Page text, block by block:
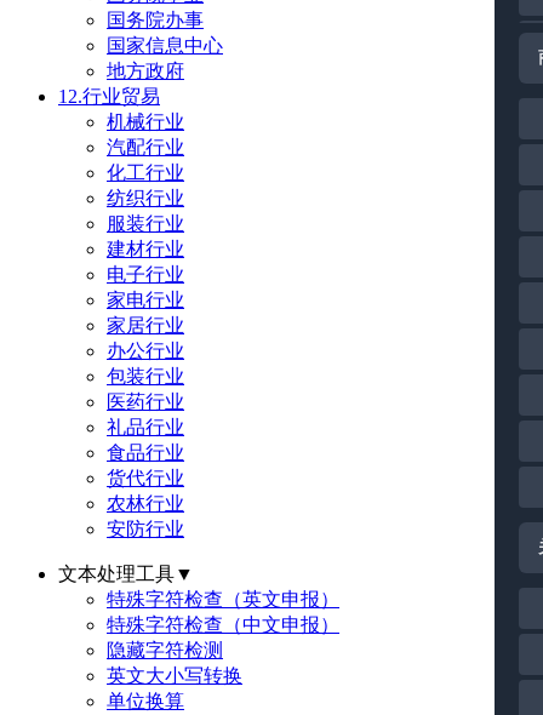
国务院办事
国家信息中心
地方政府
12.行业贸易
机械行业
汽配行业
化工行业
纺织行业
服装行业
建材行业
电子行业
家电行业
家居行业
办公行业
包装行业
医药行业
礼品行业
食品行业
货代行业
农林行业
安防行业
文本处理工具▼
特殊字符检查（英文申报）
特殊字符检查（中文申报）
隐藏字符检测
英文大小写转换
单位换算